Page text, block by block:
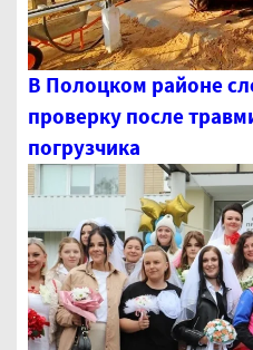
В Полоцком районе
проверку после
погрузчика